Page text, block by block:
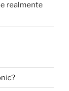
realmente